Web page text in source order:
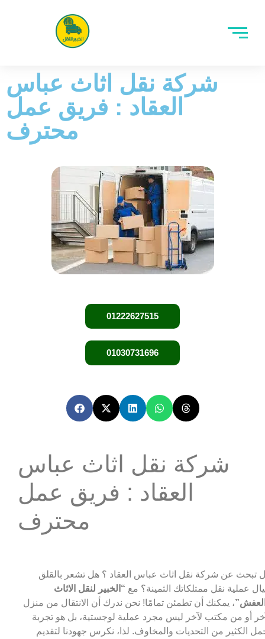
شركة نقل اثاث عباس
العقاد : فريق عمل
محترف
01222627515
01030731696
شركة نقل اثاث عباس
العقاد : فريق عمل
محترف
تبحث عن شركة نقل اثاث عباس العقاد ؟ هل تشعر بالقلق
عملية نقل ممتلكاتك الثمينة؟ مع “الخبير لنقل الاثاث
، يمكنك أن تطمئن تمامًا! نحن ندرك أن الانتقال من منزل
أو من مكتب لآخر ليس مجرد عملية لوجستية، بل هو تجربة
الكثير من التحديات والمخاوف. لذا، نكرس جهودنا لتقديم